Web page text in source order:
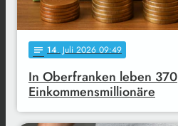
notes 14. Juli 2026 09:49
In Oberfranken leben 370
Einkommensmillionäre